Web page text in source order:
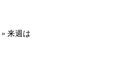
» 来週は